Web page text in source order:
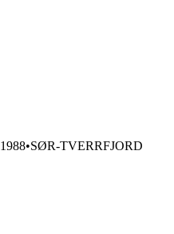
1988•SØR-TVERRFJORD